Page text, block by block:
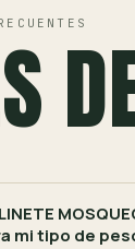
mi tipo de